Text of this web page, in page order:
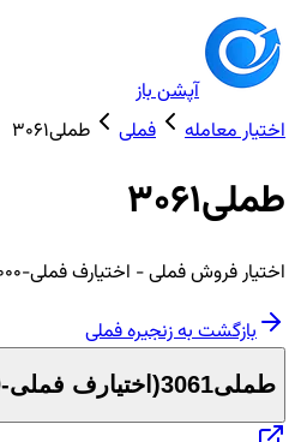
آپشن باز
اختیار معامله
فملی طملی3061
طملی3061
اختیارفروشفملی- اختیارف فملی-15000-1405/03/05
بازگشت به زنجیرهفملی
طملی3061 ( اختیارف فملی-15000-1405/03/05